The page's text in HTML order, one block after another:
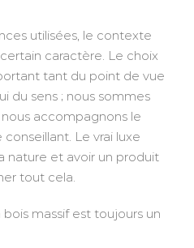
utilisées, le contexte
caractère. Le choix
tant du point de vue
du sens ; nous sommes
accompagnons le
Le vrai luxe
nature et avoir un produit
tout cela.
massif est toujours un